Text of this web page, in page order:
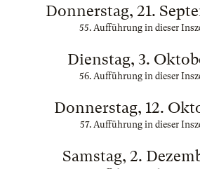
Donnerstag, 21.
55. Aufführung in dieser
Dienstag, 3.
56. Aufführung in dieser
Donnerstag, 12.
57. Aufführung in dieser
Samstag, 2.